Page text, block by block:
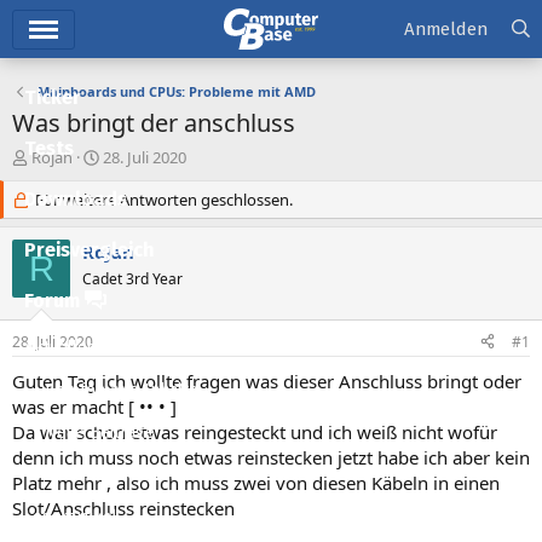
Ticker
Tests
Downloads
Preisvergleich
Forum
Aktuelles
Empfohlene Inhalte
Neue Beiträge
Neueste Aktivitäten
Leserartikel
Anmelden
Mainboards und CPUs: Probleme mit AMD
Was bringt der anschluss
E
s
t
e
l
e
Rojan
E
s
t
e
l
l
m
28. Juli 2020
Für weitere Antworten geschlossen.
R Rojan
Cadet 3rd Year
28. Juli 2020 #1
Guten Tag ich wollte fragen was dieser Anschluss bringt oder
was er macht [ •• • ]
Da war schon etwas reingesteckt und ich weiß nicht wofür
denn ich muss noch etwas reinstecken jetzt habe ich aber kein
Platz mehr , also ich muss zwei von diesen Käbeln in einen
Slot/Anschluss reinstecken